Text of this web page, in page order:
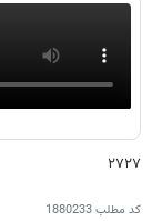
۲۷۲۷
کد مطلب1880233